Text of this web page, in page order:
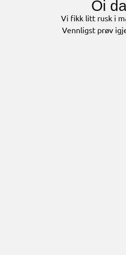
Oi
Vi fikk litt rusk i
Vennligst prøv